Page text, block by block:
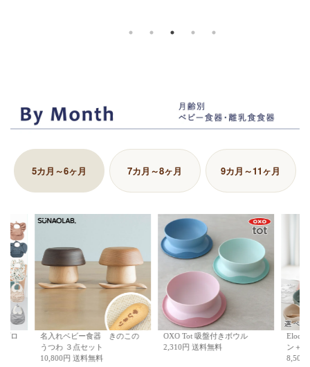
5カ月～6ヶ月
名入れベビー食器 きのこの
うつわ ３点セット
10,800円 送料無料
OXO Tot 吸盤付きボウル
2,310円 送料無料
Elodie エロ
ン＋シリコ
8,500円 送料
7カ月～8ヶ月 9カ月～11ヶ月